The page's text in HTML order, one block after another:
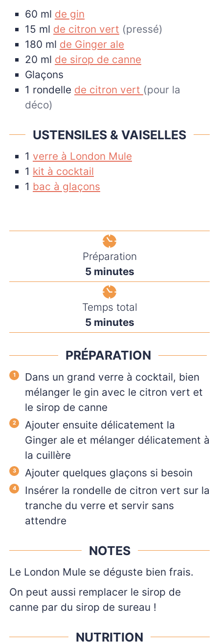
60 ml de gin
15 ml de citron vert (pressé)
180 ml de Ginger ale
20 ml de sirop de canne
Glaçons
1 rondelle de citron vert (pour la
déco)
USTENSILES & VAISELLES
1 verre à London Mule
1 kit à cocktail
1 bac à glaçons
Préparation
5minutes
minutes
Temps total
5minutes
minutes
PRÉPARATION
Dans un grand verre à cocktail, bien
mélanger le gin avec le citron vert et
le sirop de canne
Ajouter ensuite délicatement la
Ginger ale et mélanger délicatement à
la cuillère
Ajouter quelques glaçons si besoin
Insérer la rondelle de citron vert sur la
tranche du verre et servir sans
attendre
NOTES
Le London Mule se déguste bien frais.
On peut aussi remplacer le sirop de
canne par du sirop de sureau !
NUTRITION